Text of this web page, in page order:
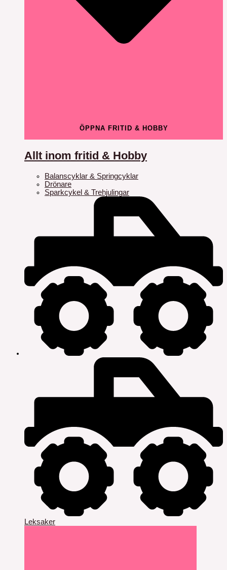
ÖPPNA FRITID & HOBBY
Allt inom fritid & Hobby
Balanscyklar & Springcyklar
Drönare
Sparkcykel & Trehjulingar
Leksaker